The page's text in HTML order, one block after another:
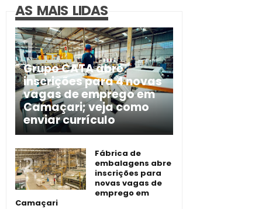
AS MAIS LIDAS
Grupo CATA abre
inscrições para 4 novas
vagas de emprego em
Camaçari; veja como
enviar currículo
Fábrica de
embalagens abre
inscrições para
novas vagas de
emprego em
Camaçari